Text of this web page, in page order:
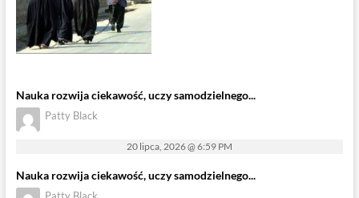
Nauka rozwija ciekawość, uczy samodzielnego...
Patty Black
20 lipca, 2026 @ 6:59 PM
Nauka rozwija ciekawość, uczy samodzielnego...